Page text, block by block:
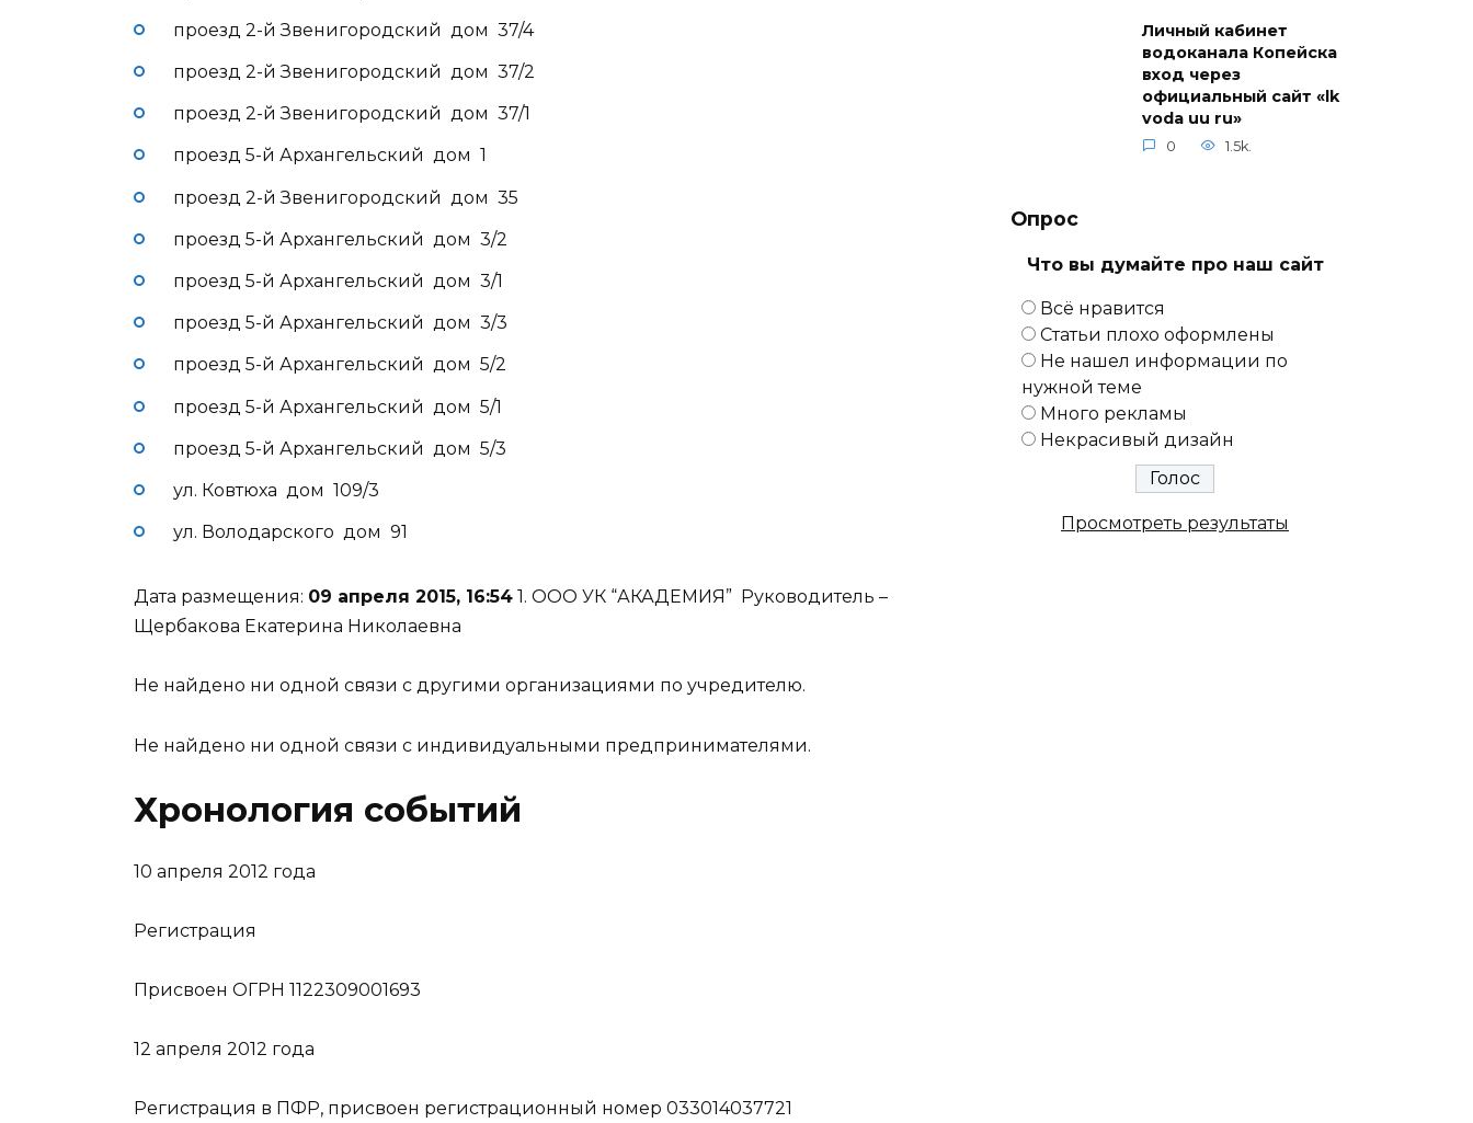
проезд 2-й Звенигородский дом 37/4
проезд 2-й Звенигородский дом 37/2
проезд 2-й Звенигородский дом 37/1
проезд 5-й Архангельский дом 1
проезд 2-й Звенигородский дом 35
проезд 5-й Архангельский дом 3/2
проезд 5-й Архангельский дом 3/1
проезд 5-й Архангельский дом 3/3
проезд 5-й Архангельский дом 5/2
проезд 5-й Архангельский дом 5/1
проезд 5-й Архангельский дом 5/3
ул. Ковтюха дом 109/3
ул. Володарского дом 91
Дата размещения: 09 апреля 2015, 16:54 1. ООО УК “АКАДЕМИЯ” Руководитель –
Щербакова Екатерина Николаевна
Не найдено ни одной связи с другими организациями по учредителю.
Не найдено ни одной связи с индивидуальными предпринимателями.
Хронология событий
10 апреля 2012 года
Регистрация
Присвоен ОГРН 1122309001693
12 апреля 2012 года
Регистрация в ПФР, присвоен регистрационный номер 033014037721
Личный кабинет
водоканала Копейска
вход через
официальный сайт «lk
voda uu ru»
0 1.5k.
Опрос
Что вы думайте про наш сайт
Всё нравится
Статьи плохо оформлены
Не нашел информации по
нужной теме
Много рекламы
Некрасивый дизайн
Просмотреть результаты